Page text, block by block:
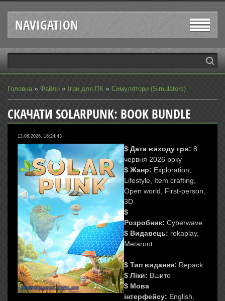
NAVIGATION
Головна » Файли » Ігри для ПК » Симулятори (Simulators)
СКАЧАТИ SOLARPUNK: BOOK BUNDLE
13.06.2026, 16:24:43
$ Дата виходу гри: 8
червня 2026 року
$ Жанр: Exploration,
Lifestyle, Item crafting,
Open world, First-person,
3D
$
Розробник: Cyberwave
$ Видавець: rokaplay,
Metaroot
$ Тип видання: Repack
$ Ліки: Вшито
$ Мова
інтерфейсу: English,